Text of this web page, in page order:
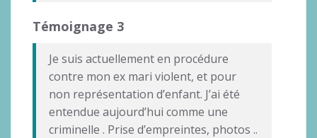
Témoignage 3
Je suis actuellement en procédure
contre mon ex mari violent, et pour
non représentation d’enfant. J’ai été
entendue aujourd’hui comme une
criminelle . Prise d’empreintes, photos ..